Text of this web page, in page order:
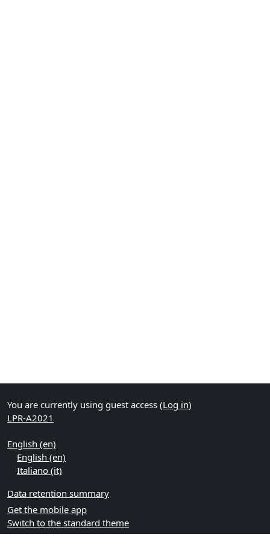
You are currently using guest access (Log in)
LPR-A2021
English ‎(en)‎
English ‎(en)‎
Italiano ‎(it)‎
Data retention summary
Get the mobile app
Switch to the standard theme